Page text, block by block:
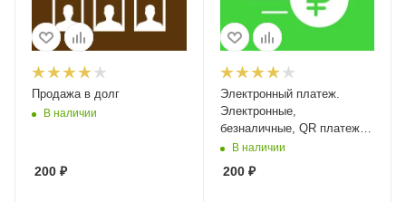
Продажа в долг
В наличии
200 ₽
Электронный платеж.
Электронные,
безналичные, QR платежи
и переводы на расчетный
В наличии
200₽